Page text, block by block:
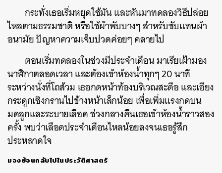
กระทั่งเธอเริ่มหยุดใช้มัน และหันมาทดลองวิธีปล่อย
ไหลตามธรรมชาติ หรือใช้ผ้าพับบางๆ สำหรับซับแทนผ้า
อนามัย ปัญหาความเจ็บปวดค่อยๆ คลายไป
ตอนเริ่มทดลองในช่วงมีประจำเดือน มาเรียเฝ้ามอง
นาฬิกาตลอดเวลา และต้องเข้าห้องน้ำทุกๆ 20 นาที
ระหว่างนั่งที่โถส้วม เธอกดหน้าท้องบริเวณสะดือ และเอียง
กระดูกเชิงกรานไปข้างหน้าเล็กน้อย เพื่อเพิ่มแรงกดบน
มดลูกและระบายเลือด ช่วงกลางคืนเธอเข้าห้องน้ำราวสอง
ครั้ง พบว่าเลือดประจำเดือนไหลน้อยลงจนเธอรู้สึก
ประหลาดใจ
มองย้อนกลับไปในประวัติศาสตร์